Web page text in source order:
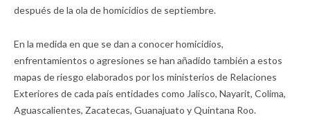
después de la ola de homicidios de septiembre.
En la medida en que se dan a conocer homicidios,
enfrentamientos o agresiones se han añadido también a estos
mapas de riesgo elaborados por los ministerios de Relaciones
Exteriores de cada país entidades como Jalisco, Nayarit, Colima,
Aguascalientes, Zacatecas, Guanajuato y Quintana Roo.